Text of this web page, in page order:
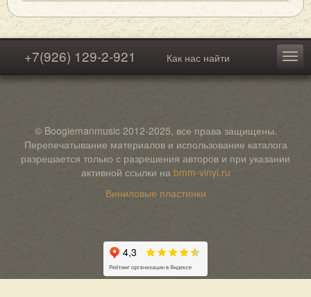
+7(926) 129-2-921 Как нас найти
© Boogiemanmusic 2012-2025, все права защищены.
Перепечатывание материалов и использование каталога
разрешается только с разрешения авторов и при указании
активной ссылки на bmm-vinyl.ru
Виниловые пластинки